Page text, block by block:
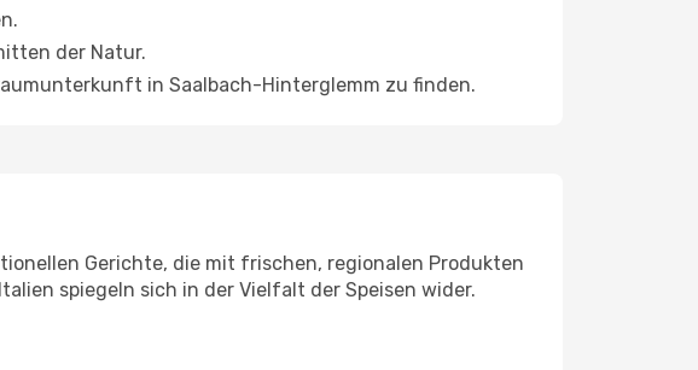
der Natur.
in Saalbach-Hinterglemm zu finden.
Gerichte, die mit frischen, regionalen Produkten
spiegeln sich in der Vielfalt der Speisen wider.